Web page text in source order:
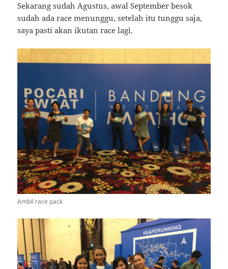
Sekarang sudah Agustus, awal September besok
sudah ada race menunggu, setelah itu tunggu saja,
saya pasti akan ikutan race lagi.
Ambil race pack